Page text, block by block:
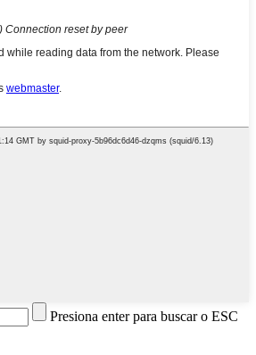
Presiona enter para buscar o ESC